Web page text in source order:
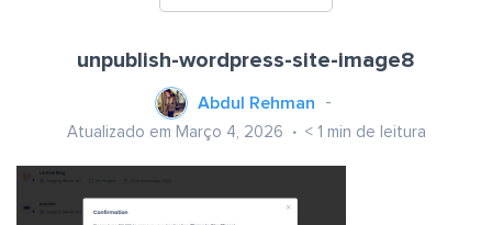
unpublish-wordpress-site-image8
Abdul Rehman
Atualizado em Março 4, 2026 < 1 min de leitura